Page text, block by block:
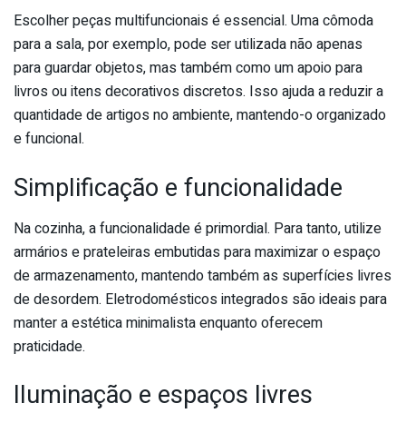
Escolher peças multifuncionais é essencial. Uma cômoda
para a sala, por exemplo, pode ser utilizada não apenas
para guardar objetos, mas também como um apoio para
livros ou itens decorativos discretos. Isso ajuda a reduzir a
quantidade de artigos no ambiente, mantendo-o organizado
e funcional.
Simplificação e funcionalidade
Na cozinha, a funcionalidade é primordial. Para tanto, utilize
armários e prateleiras embutidas para maximizar o espaço
de armazenamento, mantendo também as superfícies livres
de desordem. Eletrodomésticos integrados são ideais para
manter a estética minimalista enquanto oferecem
praticidade.
Iluminação e espaços livres